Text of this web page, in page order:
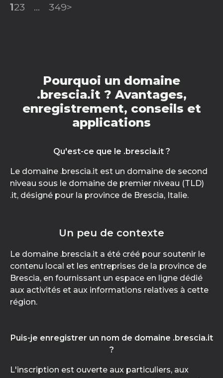
123 ... 349>
Pourquoi un domaine
.brescia.it ? Avantages,
enregistrement, conseils et
applications
Qu'est-ce que le .brescia.it ?
Le domaine .brescia.it est un domaine de second
niveau sous le domaine de premier niveau (TLD)
.it, désigné pour la province de Brescia, Italie.
Un peu de contexte
Le domaine .brescia.it a été créé pour soutenir le
contenu local et les entreprises de la province de
Brescia, en fournissant un espace en ligne dédié
aux activités et aux informations relatives à cette
région.
Puis-je enregistrer un nom de domaine .brescia.it
?
L'inscription est ouverte aux particuliers, aux